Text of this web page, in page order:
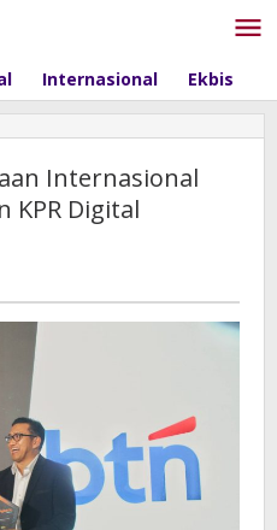
Internasional Ekbis
Internasional
KPR Digital